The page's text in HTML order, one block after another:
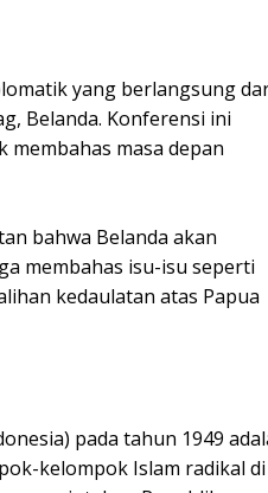
yang berlangsung
Belanda. Konferensi ini
membahas masa depan
bahwa Belanda akan
membahas isu-isu seperti
kedaulatan atas Papua
pada tahun 1949
kelompok Islam radikal di